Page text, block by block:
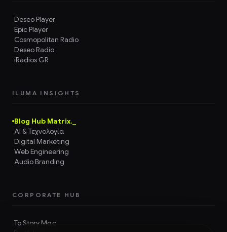
Deseo Player
Epic Player
Cosmopolitan Radio
Deseo Radio
iRadios GR
ILUMA INSIGHTS
Blog Hub Matrix._
AI & Τεχνολογία
Digital Marketing
Web Engineering
Audio Branding
CORPORATE HUB
Το Story Μας